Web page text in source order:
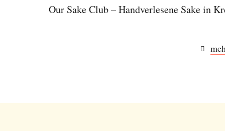
Our Sake Club – Handverlesene Sake in